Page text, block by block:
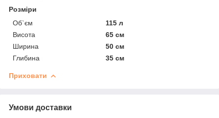
Розміри
Об`єм
115 л
Висота
65 см
Ширина
50 см
Глибина
35 см
Приховати
Умови доставки